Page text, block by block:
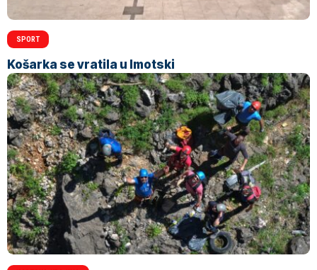
SPORT
Košarka se vratila u Imotski